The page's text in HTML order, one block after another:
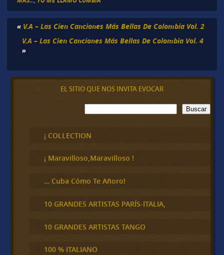
« V.A – Las Cien Canciones Más Bellas De Colombia Vol. 2
V.A – Las Cien Canciones Más Bellas De Colombia Vol. 4
»
EL SITIO QUE NOS INVITA EVOCAR
B
u
c
a
Buscar
¡ COLLECTION
¡ Maravilloso,Maravilloso !
… Cuba Cómo Te Añoro!
10 GRANDES ARTISTAS PARÍS-ITALIA,
10 GRANDES ARTISTAS TANGO
100 % ITALIANO